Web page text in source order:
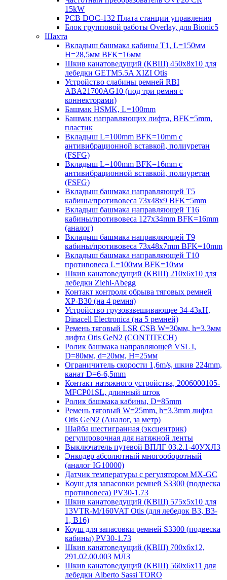
15kW
PCB DOC-132 Плата станции управления
Блок групповой работы Overlay, для Bionic5
Шахта
Вкладыш башмака кабины T1, L=150мм
H=28,5мм BFK=16мм
Шкив канатоведущий (КВШ) 450х8х10 для
лебедки GETM5.5A XIZI Otis
Устройство слабины ремней RBI
ABA21700AG10 (под три ремня с
коннекторами)
Башмак HSMK, L=100mm
Башмак направляющих лифта, BFK=5mm,
пластик
Вкладыш L=100mm BFK=10mm с
антивибрационной вставкой, полиуретан
(FSFG)
Вкладыш L=100mm BFK=16mm с
антивибрационной вставкой, полиуретан
(FSFG)
Вкладыш башмака направляющей T5
кабины/противовеса 73х48х9 BFK=5mm
Вкладыш башмака направляющей T16
кабины/противовеса 127х34mm BFK=16mm
(аналог)
Вкладыш башмака направляющей T9
кабины/противовеса 73х48х7mm BFK=10mm
Вкладыш башмака направляющей T10
противовеса L=100мм BFK=10мм
Шкив канатоведущий (КВШ) 210х6х10 для
лебедки Ziehl-Abegg
Контакт контроля обрыва тяговых ремней
XP-B30 (на 4 ремня)
Устройство грузовзвешивающее 34-43кН,
Dinacell Electronica (на 5 ремней)
Ремень тяговый LSR CSB W=30мм, h=3.3мм
лифта Otis GeN2 (CONTITECH)
Ролик башмака направляющей VSL I,
D=80мм, d=20мм, H=25мм
Ограничитель скорости 1,6m/s, шкив 224mm,
канат D=6-6,5mm
Контакт натяжного устройства, 2006000105-
MFCP01SL, длинный шток
Ролик башмака кабины, D=85mm
Ремень тяговый W=25mm, h=3.3mm лифта
Otis GeN2 (Аналог, за метр)
Шайба шестигранная (эксцентрик)
регулировочная для натяжной ленты
Выключатель путевой ВПЛГ 03.2.1-40УХЛ3
Энкодер абсолютный многооборотный
(аналог IG10000)
Датчик температуры с регулятором MX-GC
Коуш для запасовки ремней S3300 (подвеска
противовеса) PV30-1.73
Шкив канатоведущий (КВШ) 575х5х10 для
13VTR-M/160VAT Otis (для лебедок B3, B3-
1, B16)
Коуш для запасовки ремней S3300 (подвеска
кабины) PV30-1.73
Шкив канатоведущий (КВШ) 700х6х12,
291.02.00.003 МЛЗ
Шкив канатоведущий (КВШ) 560х6х11 для
лебедки Alberto Sassi TORO